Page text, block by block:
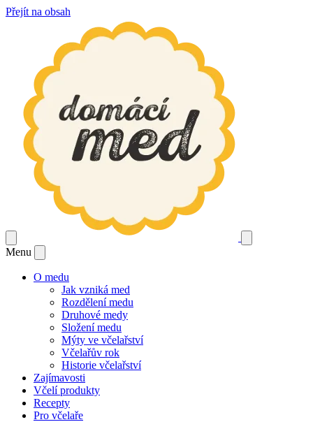
Přejít na obsah
Menu
O medu
Jak vzniká med
Rozdělení medu
Druhové medy
Složení medu
Mýty ve včelařství
Včelařův rok
Historie včelařství
Zajímavosti
Včelí produkty
Recepty
Pro včelaře